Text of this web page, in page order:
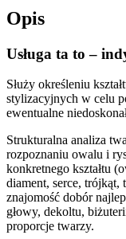
Opis
Usługa ta to –
Służy określeniu
stylizacyjnych w celu
ewentualne
Strukturalna analiza
rozpoznaniu owalu i
konkretnego kształtu
diament, serce, trójkąt,
znajomość dobór
głowy, dekoltu,
proporcje twarzy.